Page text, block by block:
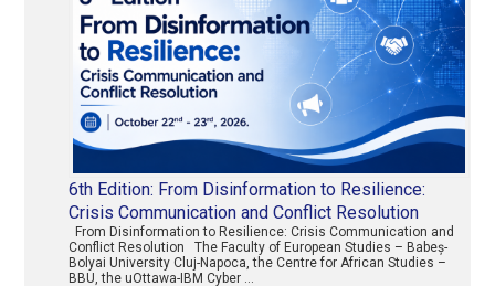
6th Edition: From Disinformation to Resilience:
Crisis Communication and Conflict Resolution
From Disinformation to Resilience: Crisis Communication and
Conflict Resolution The Faculty of European Studies – Babeș-
Bolyai University Cluj-Napoca, the Centre for African Studies –
BBU, the uOttawa-IBM Cyber …